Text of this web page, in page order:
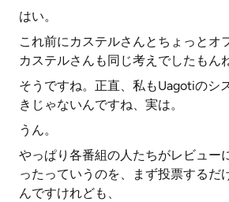
はい。
これ前にカステルさんとちょっとオ
カステルさんも同じ考えでしたもん
そうですね。正直、私もUagotiのシ
きじゃないんですね、実は。
うん。
やっぱり各番組の人たちがレビュー
ったっていうのを、まず投票するだ
んですけれども、